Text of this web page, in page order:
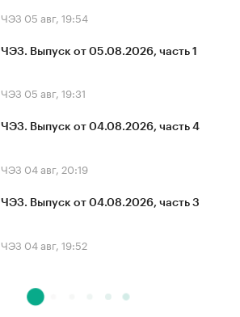
ЧЭЗ 05 авг, 19:54
ЧЭЗ. Выпуск от 05.08.2026, часть 1
ЧЭЗ 05 авг, 19:31
ЧЭЗ. Выпуск от 04.08.2026, часть 4
ЧЭЗ 04 авг, 20:19
ЧЭЗ. Выпуск от 04.08.2026, часть 3
ЧЭЗ 04 авг, 19:52